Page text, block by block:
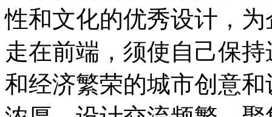
性和文化的优秀设计，
走在前端，须使自己保
和经济繁荣的城市创意